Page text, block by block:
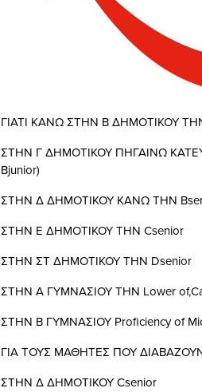
ΓΙΑΤΙ ΚΑΝΩ ΣΤΗΝ Β ΔΗΜΟΤΙΚΟΥ
ΣΤΗΝ Γ ΔΗΜΟΤΙΚΟΥ ΠΗΓΑΙΝΩ
Bjunior)
ΣΤΗΝ Δ ΔΗΜΟΤΙΚΟΥ ΚΑΝΩ ΤΗΝ
ΣΤΗΝ Ε ΔΗΜΟΤΙΚΟΥ ΤΗΝ Csenior
ΣΤΗΝ ΣΤ ΔΗΜΟΤΙΚΟΥ ΤΗΝ Dsenior
ΣΤΗΝ Α ΓΥΜΝΑΣΙΟΥ ΤΗΝ Lower
ΣΤΗΝ Β ΓΥΜΝΑΣΙΟΥ Proficiency of
ΓΙΑ ΤΟΥΣ ΜΑΘΗΤΕΣ ΠΟΥ
ΣΤΗΝ Δ ΔΗΜΟΤΙΚΟΥ Csenior